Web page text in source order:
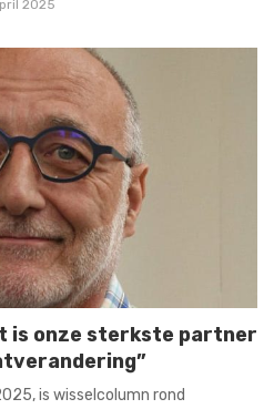
2025
is onze sterkste partner
is wisselcolumn rond